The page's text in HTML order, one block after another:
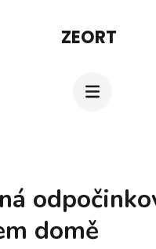
ZEORT
domě